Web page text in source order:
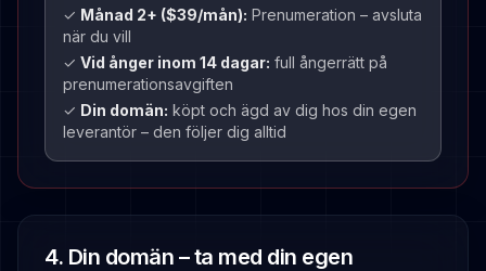
✓ Månad 2+ ($39/mån): Prenumeration – avsluta
när du vill
✓ Vid ånger inom 14 dagar: full ångerrätt på
prenumerationsavgiften
✓ Din domän: köpt och ägd av dig hos din egen
leverantör – den följer dig alltid
4. Din domän – ta med din egen